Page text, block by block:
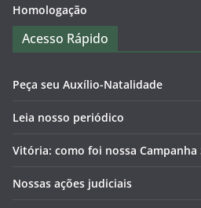
Homologação
Acesso Rápido
Peça seu Auxílio-Natalidade
Leia nosso periódico
Vitória: como foi nossa Campanha
Nossas ações judiciais